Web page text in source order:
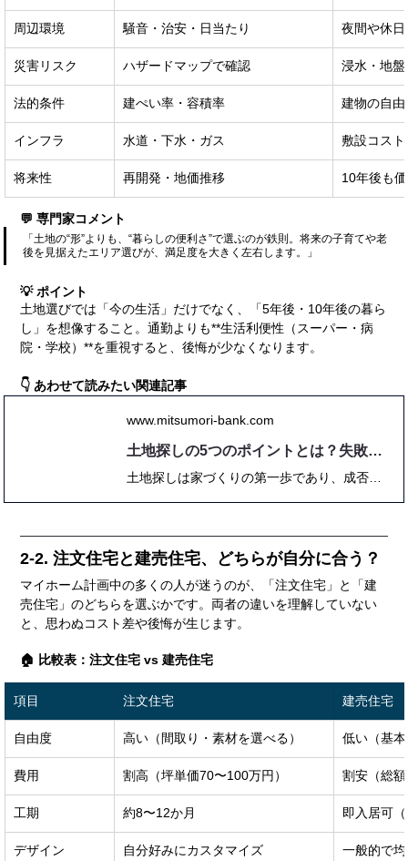
周辺環境 騒音・治安・日当たり 夜間や休
災害リスク ハザードマップで確認 浸水・地
法的条件 建ぺい率・容積率 建物の自
インフラ 水道・下水・ガス 敷設コス
将来性 再開発・地価推移 10年後も
💬 専門家コメント
「土地の“形”よりも、“暮らしの便利さ”で選ぶのが鉄則。将来の子育てや老
後を見据えたエリア選びが、満足度を大きく左右します。」
💡 ポイント
土地選びでは「今の生活」だけでなく、「5年後・10年後の暮ら
し」を想像すること。通勤よりも**生活利便性（スーパー・病
院・学校）**を重視すると、後悔が少なくなります。
👇 あわせて読みたい関連記事
www.mitsumori-bank.com
土地探しの5つのポイントとは？失敗しない方法を解説
2-2. 注文住宅と建売住宅、どちらが自分に合う？
マイホーム計画中の多くの人が迷うのが、「注文住宅」と「建
売住宅」のどちらを選ぶかです。両者の違いを理解していない
と、思わぬコスト差や後悔が生じます。
🏠 比較表：注文住宅 vs 建売住宅
項目 注文住宅 建売住宅
自由度 高い（間取り・素材を選べる） 低い（基
費用 割高（坪単価70〜100万円） 割安（総
工期 約8〜12か月 即入居可
デザイン 自分好みにカスタマイズ 一般的で